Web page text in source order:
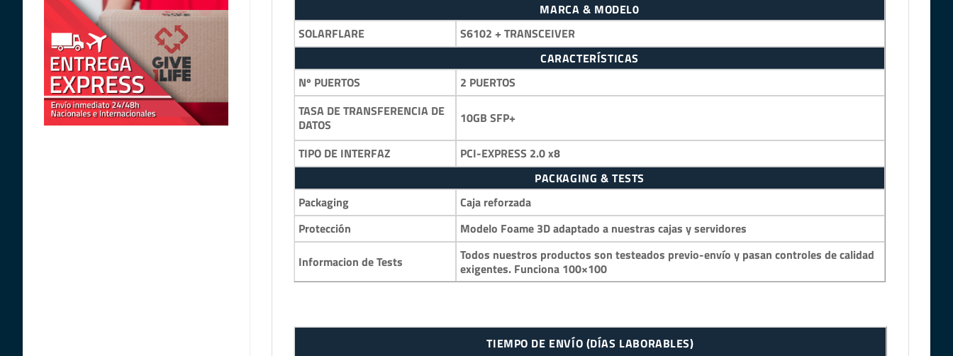
MARCA & MODEL0
SOLARFLARE
S6102 + TRANSCEIVER
CARACTERÍSTICAS
Nº PUERTOS
2 PUERTOS
TASA DE TRANSFERENCIA DE
DATOS
10GB SFP+
TIPO DE INTERFAZ
PCI-EXPRESS 2.0 x8
PACKAGING & TESTS
Packaging
Caja reforzada
Protección
Modelo Foame 3D adaptado a nuestras cajas y servidores
Informacion de Tests
Todos nuestros productos son testeados previo-envío y pasan controles de calidad
exigentes. Funciona 100×100
TIEMPO DE ENVÍO (DÍAS LABORABLES)